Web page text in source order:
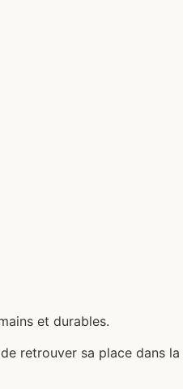
et durables.
retrouver sa place dans la